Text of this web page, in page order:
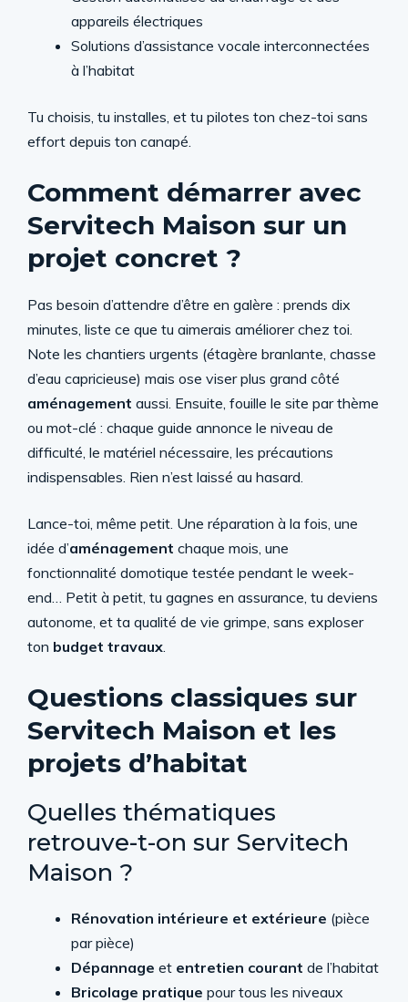
appareils électriques
Solutions d’assistance vocale interconnectées
à l’habitat
Tu choisis, tu installes, et tu pilotes ton chez-toi sans
effort depuis ton canapé.
Comment démarrer avec
Servitech Maison sur un
projet concret ?
Pas besoin d’attendre d’être en galère : prends dix
minutes, liste ce que tu aimerais améliorer chez toi.
Note les chantiers urgents (étagère branlante, chasse
d’eau capricieuse) mais ose viser plus grand côté
aménagement aussi. Ensuite, fouille le site par thème
ou mot-clé : chaque guide annonce le niveau de
difficulté, le matériel nécessaire, les précautions
indispensables. Rien n’est laissé au hasard.
Lance-toi, même petit. Une réparation à la fois, une
idée d’aménagement chaque mois, une
fonctionnalité domotique testée pendant le week-
end… Petit à petit, tu gagnes en assurance, tu deviens
autonome, et ta qualité de vie grimpe, sans exploser
ton budget travaux.
Questions classiques sur
Servitech Maison et les
projets d’habitat
Quelles thématiques
retrouve-t-on sur Servitech
Maison ?
Rénovation intérieure et extérieure (pièce
par pièce)
Dépannage et entretien courant de l’habitat
Bricolage pratique pour tous les niveaux